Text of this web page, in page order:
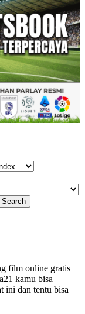
film online gratis
kamu bisa
ini dan tentu bisa